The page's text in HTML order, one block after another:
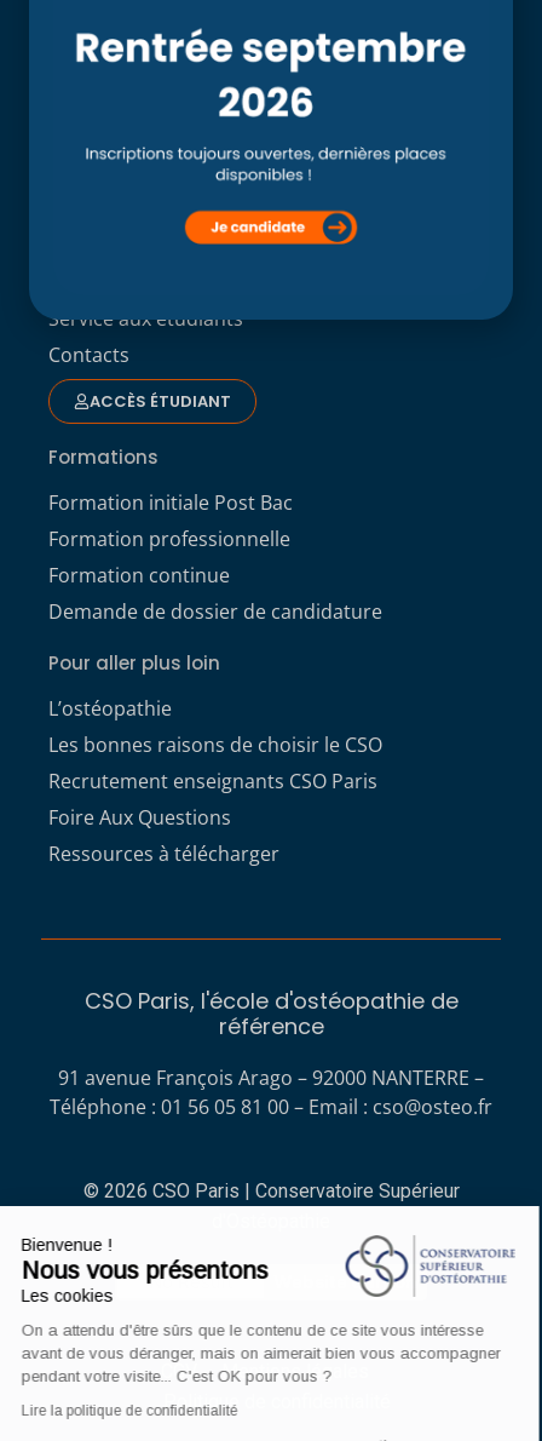
Bienvenue !
Nous vous présentons
Les cookies
On a attendu d'être sûrs que le contenu de ce site vous intéresse
avant de vous déranger, mais on aimerait bien vous accompagner
pendant votre visite... C'est OK pour vous ?
Lire la politique de confidentialité
Clinique externe
Service aux étudiants
Contacts
ACCÈS ÉTUDIANT
Formations
Formation initiale Post Bac
Formation professionnelle
Formation continue
Demande de dossier de candidature
Pour aller plus loin
L’ostéopathie
Les bonnes raisons de choisir le CSO
Recrutement enseignants CSO Paris
Foire Aux Questions
Ressources à télécharger
CSO Paris, l'école d'ostéopathie de
référence
91 avenue François Arago – 92000 NANTERRE –
Téléphone : 01 56 05 81 00 – Email : cso@osteo.fr
© 2026 CSO Paris | Conservatoire Supérieur
No Result Website Carbon
CGV
Mentions légales
Politique de confidentialité